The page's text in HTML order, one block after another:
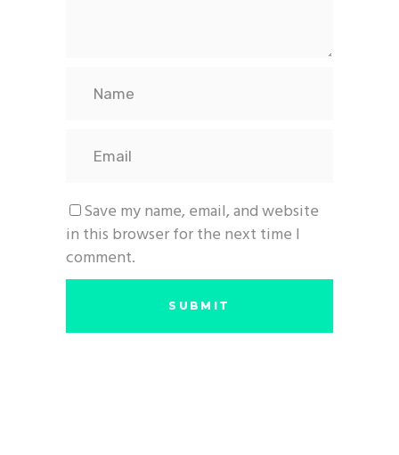
Save my name, email, and website
in this browser for the next time I
comment.